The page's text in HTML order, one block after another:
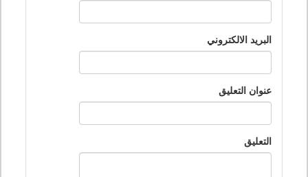
البريد الالكتروني
عنوان التعليق
التعليق